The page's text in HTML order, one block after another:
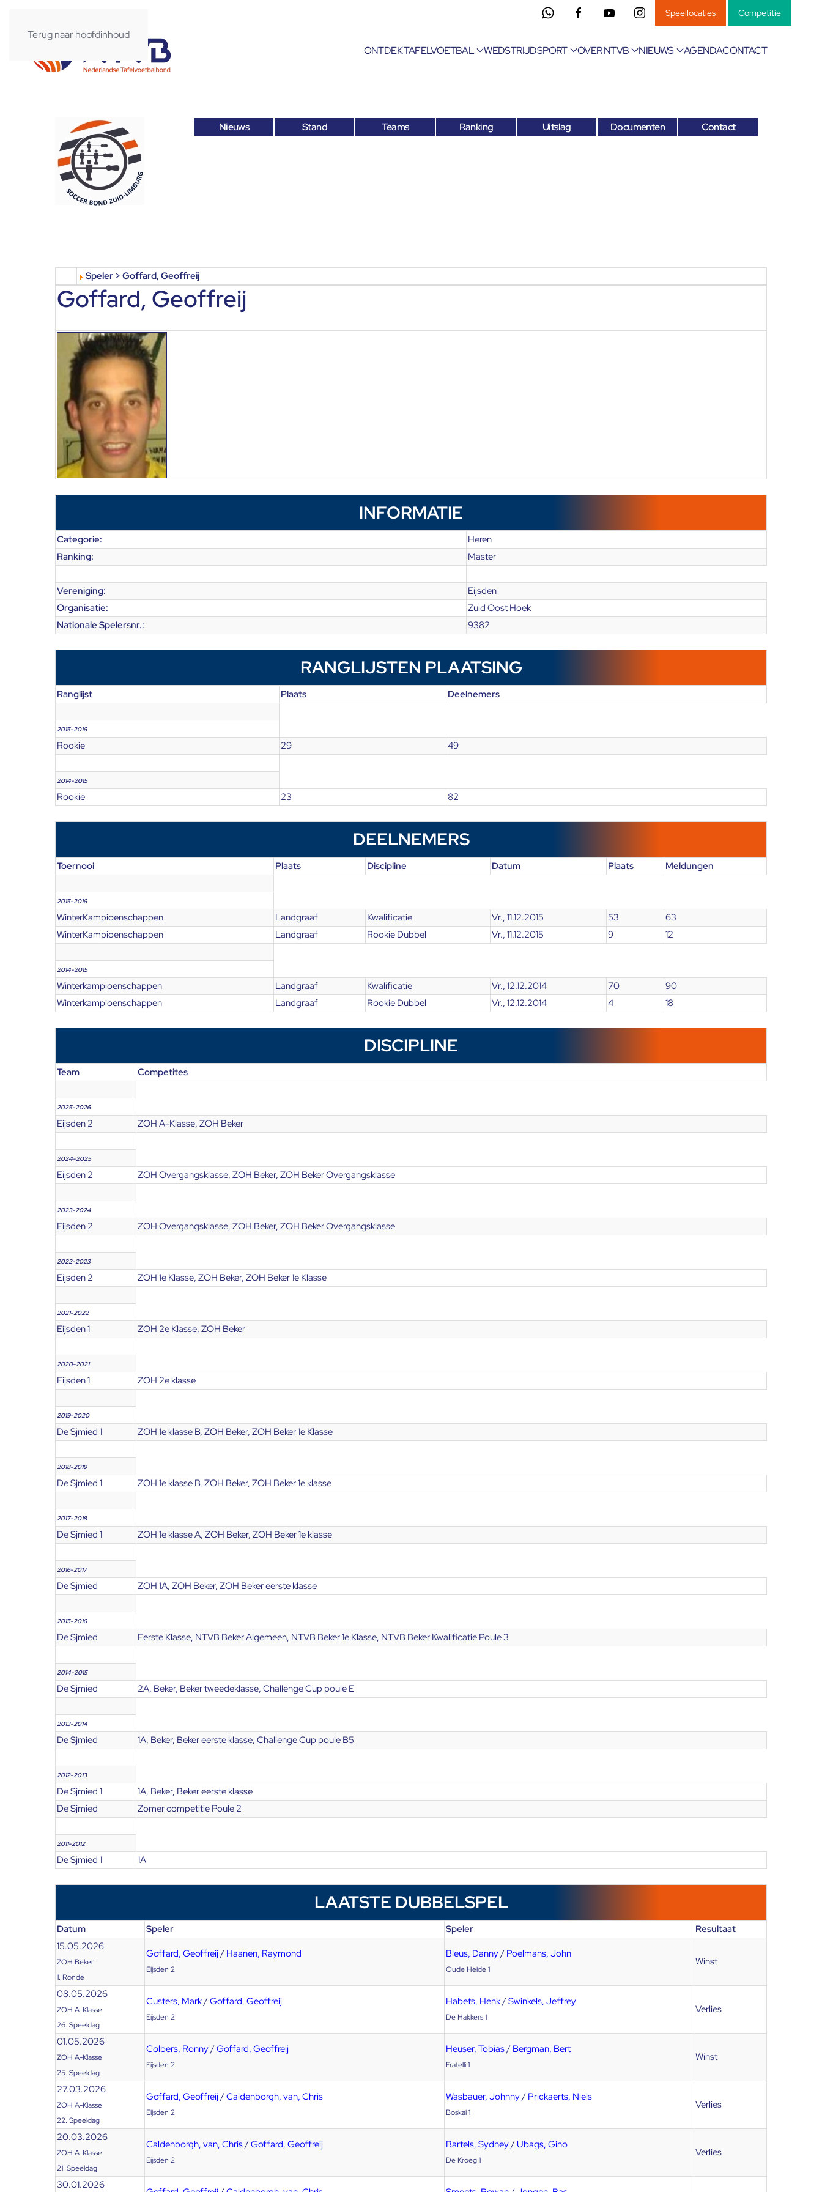
Terug naar hoofdinhoud
Speellocaties Competitie
ONTDEK TAFELVOETBAL WEDSTRIJDSPORT OVER NTVB NIEUWS AGENDACONTACT
Nieuws Stand Teams Ranking Uitslag Documenten Contact
Speler > Goffard, Geoffreij
Goffard, Geoffreij
INFORMATIE
Categorie:
Heren
Ranking:
Master
Vereniging:
Eijsden
Organisatie:
Zuid Oost Hoek
Nationale Spelersnr.:
9382
RANGLIJSTEN PLAATSING
Ranglijst Plaats Deelnemers
2015-2016
Rookie 29 49
2014-2015
Rookie 23 82
DEELNEMERS
Toernooi Plaats Discipline Datum Plaats Meldungen
2015-2016
WinterKampioenschappen Landgraaf Kwalificatie Vr., 11.12.2015 53
63
WinterKampioenschappen
Landgraaf Rookie Dubbel Vr., 11.12.2015 9 12
2014-2015
Winterkampioenschappen Landgraaf Kwalificatie Vr., 12.12.2014 70
90
Winterkampioenschappen
Landgraaf Rookie Dubbel Vr., 12.12.2014 4 18
DISCIPLINE
Team Competites
2025-2026
Eijsden 2 ZOH A-Klasse, ZOH Beker
2024-2025
Eijsden 2 ZOH Overgangsklasse, ZOH Beker, ZOH Beker Overgangsklasse
2023-2024
Eijsden 2 ZOH Overgangsklasse, ZOH Beker, ZOH Beker Overgangsklasse
2022-2023
Eijsden 2 ZOH 1e Klasse, ZOH Beker, ZOH Beker 1e Klasse
2021-2022
Eijsden 1 ZOH 2e Klasse, ZOH Beker
2020-2021
Eijsden 1 ZOH 2e klasse
2019-2020
De Sjmied 1 ZOH 1e klasse B, ZOH Beker, ZOH Beker 1e Klasse
2018-2019
De Sjmied 1 ZOH 1e klasse B, ZOH Beker, ZOH Beker 1e klasse
2017-2018
De Sjmied 1 ZOH 1e klasse A, ZOH Beker, ZOH Beker 1e klasse
2016-2017
De Sjmied ZOH 1A, ZOH Beker, ZOH Beker eerste klasse
2015-2016
De Sjmied Eerste Klasse, NTVB Beker Algemeen, NTVB Beker 1e Klasse, NTVB Beker Kwalificatie Poule 3
2014-2015
De Sjmied 2A, Beker, Beker tweedeklasse, Challenge Cup poule E
2013-2014
De Sjmied 1A, Beker, Beker eerste klasse, Challenge Cup poule B5
2012-2013
De Sjmied 1
1A, Beker, Beker eerste klasse
De Sjmied
Zomer competitie Poule 2
2011-2012
De Sjmied 1 1A
LAATSTE DUBBELSPEL
Datum Speler Speler
Resultaat
15.05.2026
ZOH Beker
1. Ronde
Goffard, Geoffreij/ Haanen, Raymond
Eijsden 2
Bleus, Danny/ Poelmans, John
Oude Heide 1
Winst
08.05.2026
ZOH A-Klasse
26. Speeldag
Custers, Mark/Goffard, Geoffreij
Eijsden 2
Habets, Henk/Swinkels, Jeffrey
De Hakkers 1
Verlies
01.05.2026
ZOH A-Klasse
25. Speeldag
Colbers, Ronny/Goffard, Geoffreij
Eijsden 2
Heuser, Tobias/ Bergman, Bert
Fratelli 1
Winst
27.03.2026
ZOH A-Klasse
22. Speeldag
Goffard, Geoffreij/Caldenborgh, van, Chris
Eijsden 2
Wasbauer, Johnny/ Prickaerts, Niels
Boskai 1
Verlies
20.03.2026
ZOH A-Klasse
21. Speeldag
Caldenborgh, van, Chris/Goffard, Geoffreij
Eijsden 2
Bartels, Sydney/ Ubags, Gino
De Kroeg 1
Verlies
30.01.2026